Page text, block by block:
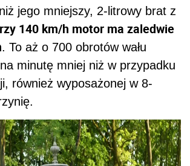
jego mniejszy, 2-litrowy brat z
140 km/h motor ma zaledwie
. To aż o 700 obrotów wału
minutę mniej niż w przypadku
również wyposażonej w 8-